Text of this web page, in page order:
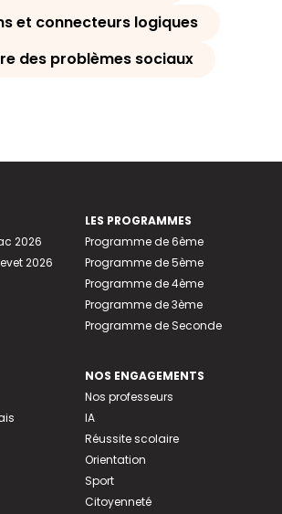
et connecteurs logiques
des problèmes sociaux
2026
2026
LES PROGRAMMES
Programme de 6ème
Programme de 5ème
Programme de 4ème
Programme de 3ème
Programme de Seconde
NOS ENGAGEMENTS
Nos professeurs
IA
Réussite scolaire
Orientation
Sport
Citoyenneté